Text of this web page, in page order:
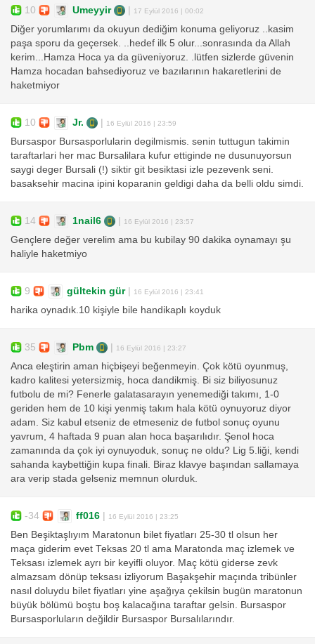
10 Umeyyir | 17 Eylül 2016 | 00:02
Diğer yorumlarımı da okuyun dediğim konuma geliyoruz ..kasim
paşa sporu da geçersek. ..hedef ilk 5 olur...sonrasında da Allah
kerim...Hamza Hoca ya da güveniyoruz. .lütfen sizlerde güvenin
Hamza hocadan bahsediyoruz ve bazılarının hakaretlerini de
haketmiyor
10 Jr. | 16 Eylül 2016 | 23:59
Bursaspor Bursasporlularin degilmismis. senin tuttugun takimin
taraftarlari her mac Bursalilara kufur ettiginde ne dusunuyorsun
saygi deger Bursali (!) siktir git besiktasi izle pezevenk seni.
basaksehir macina ipini koparanin geldigi daha da belli oldu simdi.
14 1nail6 | 16 Eylül 2016 | 23:57
Gençlere değer verelim ama bu kubilay 90 dakika oynamayı şu
haliyle haketmiyo
9 gültekin gür| 16 Eylül 2016 | 23:41
harika oynadık.10 kişiyle bile handikaplı koyduk
35 Pbm | 16 Eylül 2016 | 23:27
Anca eleştirin aman hiçbişeyi beğenmeyin. Çok kötü oyunmuş,
kadro kalitesi yetersizmiş, hoca dandikmiş. Bi siz biliyosunuz
futbolu de mi? Fenerle galatasarayın yenemediği takımı, 1-0
geriden hem de 10 kişi yenmiş takım hala kötü oynuyoruz diyor
adam. Siz kabul etseniz de etmeseniz de futbol sonuç oyunu
yavrum, 4 haftada 9 puan alan hoca başarılıdır. Şenol hoca
zamanında da çok iyi oynuyoduk, sonuç ne oldu? Lig 5.liği, kendi
sahanda kaybettiğin kupa finali. Biraz klavye başından sallamaya
ara verip stada gelseniz memnun olurduk.
-34 ff016 | 16 Eylül 2016 | 23:25
Ben Beşiktaşlıyım Maratonun bilet fiyatları 25-30 tl olsun her
maça giderim evet Teksas 20 tl ama Maratonda maç izlemek ve
Teksası izlemek ayrı bir keyifli oluyor. Maç kötü giderse zevk
almazsam dönüp teksası izliyorum Başakşehir maçında tribünler
nasıl doluydu bilet fiyatları yine aşağıya çekilsin bugün maratonun
büyük bölümü boştu boş kalacağına taraftar gelsin. Bursaspor
Bursasporluların değildir Bursaspor Bursalılarındır.